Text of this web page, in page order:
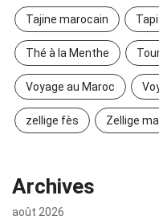
Tajine marocain
Thé à la Menthe
Voyage au Maroc
zellige fès Zellige
Archives
août 2026